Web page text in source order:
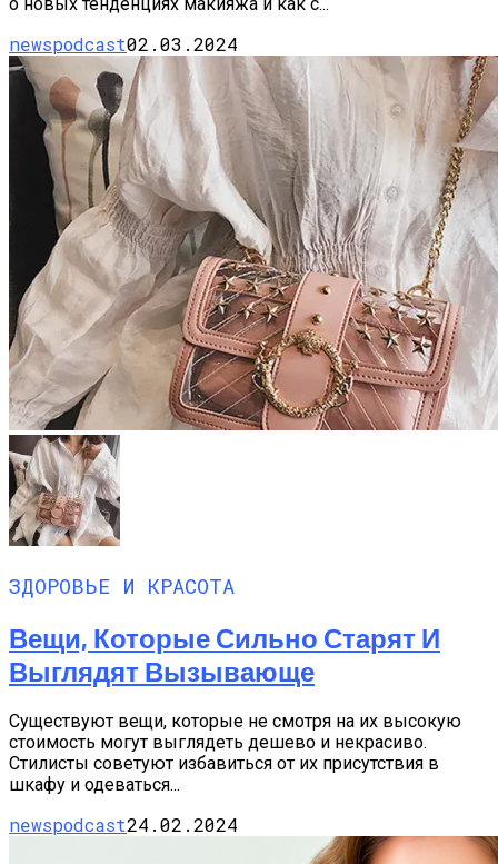
о новых тенденциях макияжа и как с...
newspodcast02.03.2024
ЗДОРОВЬЕ И КРАСОТА
Вещи, Которые Сильно Старят И
Выглядят Вызывающе
Существуют вещи, которые не смотря на их высокую
стоимость могут выглядеть дешево и некрасиво.
Стилисты советуют избавиться от их присутствия в
шкафу и одеваться...
newspodcast24.02.2024